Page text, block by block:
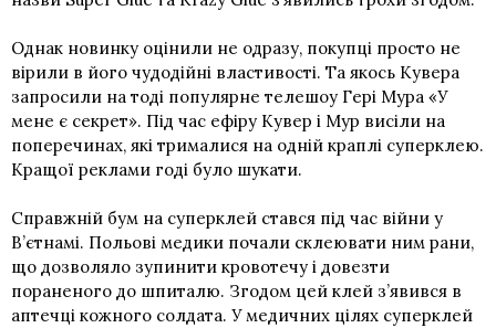
Однак новинку оцінили не одразу, покупці просто не
вірили в його чудодійні властивості. Та якось Кувера
запросили на тоді популярне телешоу Гері Мура «У
мене є секрет». Під час ефіру Кувер і Мур висіли на
поперечинах, які трималися на одній краплі суперклею.
Кращої реклами годі було шукати.
Справжній бум на суперклей стався під час війни у
В’єтнамі. Польові медики почали склеювати ним рани,
що дозволяло зупинити кровотечу і довезти
пораненого до шпиталю. Згодом цей клей з’явився в
аптечці кожного солдата. У медичних цілях суперклей